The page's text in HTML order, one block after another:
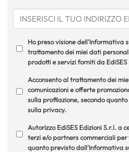
Ho preso visione dell'Informativa
trattamento dei miei dati
prodotti e servizi forniti da EdiSES
Acconsento al trattamento dei
comunicazioni e offerte
sulla profilazione, secondo
sulla privacy.
Autorizzo EdiSES Edizioni S.r.l. a
terzi e/o partners commerciali
quanto previsto dall'Informativa